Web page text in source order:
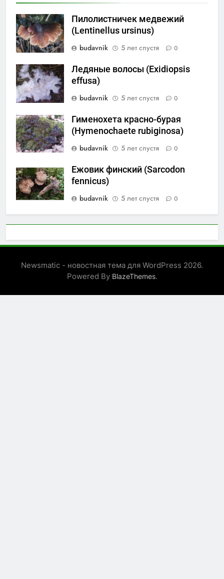
Пилолистничек медвежий
(Lentinellus ursinus)
budavnik
5 лет спустя 0
Ледяные волосы (Exidiopsis
effusa)
budavnik
5 лет спустя 0
Гименохета красно-бурая
(Hymenochaete rubiginosa)
budavnik
5 лет спустя 0
Ежовик финский (Sarcodon
fennicus)
budavnik
5 лет спустя 0
Newsmatic - новостная тема для WordPress 2026.
Powered By BlazeThemes.